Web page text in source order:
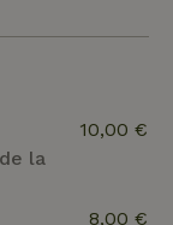
la
10,00 €
8,00 €